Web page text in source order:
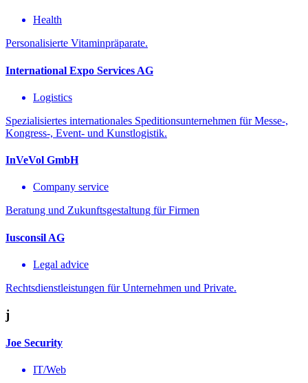
Health
Personalisierte Vitaminpräparate.
International Expo Services AG
Logistics
Spezialisiertes internationales Speditionsunternehmen für Messe-,
Kongress-, Event- und Kunstlogistik.
InVeVol GmbH
Company service
Beratung und Zukunftsgestaltung für Firmen
Iusconsil AG
Legal advice
Rechtsdienstleistungen für Unternehmen und Private.
j
Joe Security
IT/Web